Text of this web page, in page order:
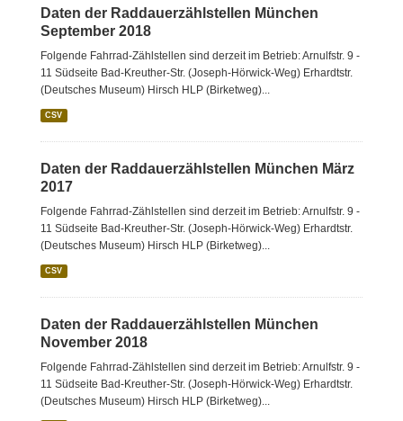
Daten der Raddauerzählstellen München
September 2018
Folgende Fahrrad-Zählstellen sind derzeit im Betrieb: Arnulfstr. 9 -
11 Südseite Bad-Kreuther-Str. (Joseph-Hörwick-Weg) Erhardtstr.
(Deutsches Museum) Hirsch HLP (Birketweg)...
CSV
Daten der Raddauerzählstellen München März
2017
Folgende Fahrrad-Zählstellen sind derzeit im Betrieb: Arnulfstr. 9 -
11 Südseite Bad-Kreuther-Str. (Joseph-Hörwick-Weg) Erhardtstr.
(Deutsches Museum) Hirsch HLP (Birketweg)...
CSV
Daten der Raddauerzählstellen München
November 2018
Folgende Fahrrad-Zählstellen sind derzeit im Betrieb: Arnulfstr. 9 -
11 Südseite Bad-Kreuther-Str. (Joseph-Hörwick-Weg) Erhardtstr.
(Deutsches Museum) Hirsch HLP (Birketweg)...